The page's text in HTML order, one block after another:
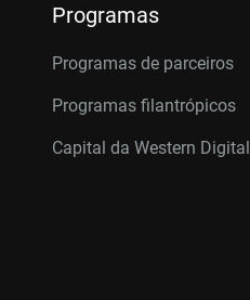
Programas
Programas de parceiros
Programas filantrópicos
Capital da Western Digital